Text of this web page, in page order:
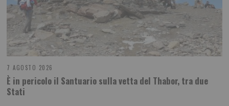
7 AGOSTO 2026
È in pericolo il Santuario sulla vetta del Thabor, tra due
Stati